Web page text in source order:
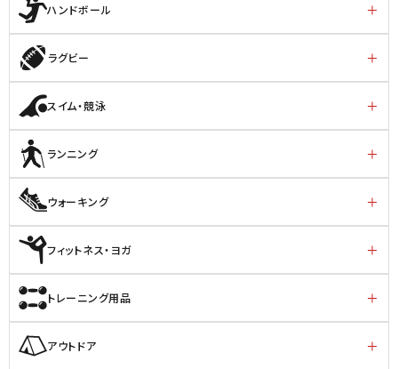
ハンドボール
ラグビー
スイム・競泳
ランニング
ウォーキング
フィットネス・ヨガ
トレーニング用品
アウトドア